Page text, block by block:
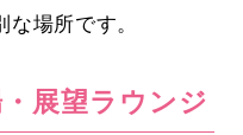
場所です。
展望ラウンジ